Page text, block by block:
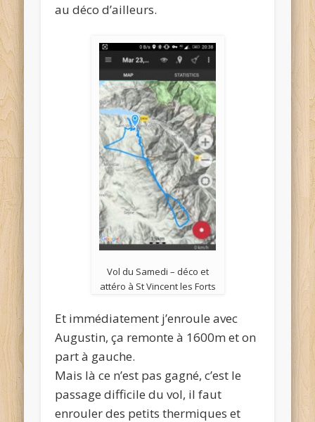
au déco d’ailleurs.
Vol du Samedi – déco et
attéro à St Vincent les Forts
Et immédiatement j’enroule avec
Augustin, ça remonte à 1600m et on
part à gauche.
Mais là ce n’est pas gagné, c’est le
passage difficile du vol, il faut
enrouler des petits thermiques et